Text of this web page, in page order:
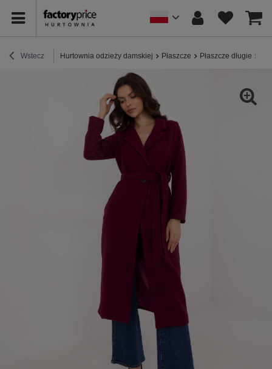
Wstecz Hurtownia odzieży damskiej Płaszcze Płaszcze długie